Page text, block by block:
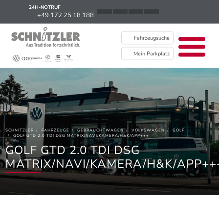
24H-NOTRUF
+49 172 25 18 188
Fahrzeugsuche
Mein Parkplatz
News
Kontakt / Standorte
Über uns
Newsletter
EU Data Act
SCHNITZLER FAHRZEUGE GEBRAUCHTWAGEN VOLKSWAGEN
GOLF
GOLF GTD 2.0 TDI DSG MATRIX/NAVI/KAMERA/H&K/APP+++
GOLF GTD 2.0 TDI DSG
MATRIX/NAVI/KAMERA/H&K/